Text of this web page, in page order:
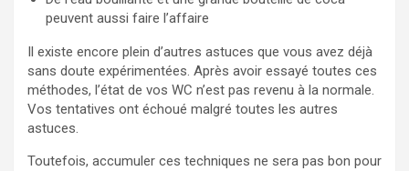
peuvent aussi faire l’affaire
Il existe encore plein d’autres astuces que vous avez déjà
sans doute expérimentées. Après avoir essayé toutes ces
méthodes, l’état de vos WC n’est pas revenu à la normale.
Vos tentatives ont échoué malgré toutes les autres
astuces.
Toutefois, accumuler ces techniques ne sera pas bon pour